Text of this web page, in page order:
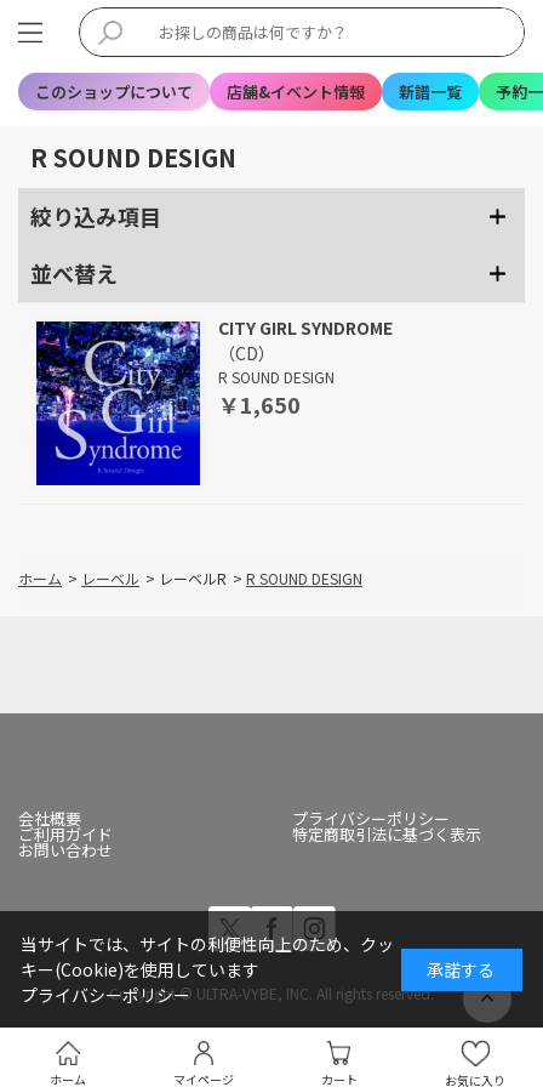
このショップについて 店舗&イベント情報 新譜一覧 予約
ホーム マイページ カート お気に入り
R SOUND DESIGN
絞り込み項目
並べ替え
CITY GIRL SYNDROME
（CD）
R SOUND DESIGN
￥1,650
ホーム > レーベル > レーベルR > R SOUND DESIGN
会社概要 プライバシーポリシー
ご利用ガイド 特定商取引法に基づく表示
お問い合わせ
Copyright © ULTRA-VYBE, INC. All rights reserved.
当サイトでは、サイトの利便性向上のため、クッ
キー(Cookie)を使用しています
プライバシーポリシー
承諾する